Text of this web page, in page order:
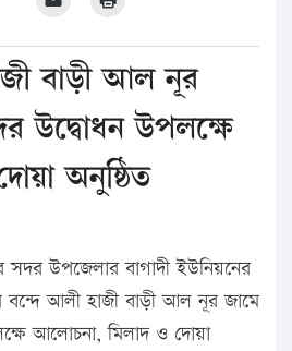
বাড়ী আল নূর
উদ্বোধন উপলক্ষে
অনুষ্ঠিত
সদর উপজেলার বাগাদী ইউনিয়নের
বন্দে আলী হাজী বাড়ী আল নূর জামে
আলোচনা, মিলাদ ও দোয়া